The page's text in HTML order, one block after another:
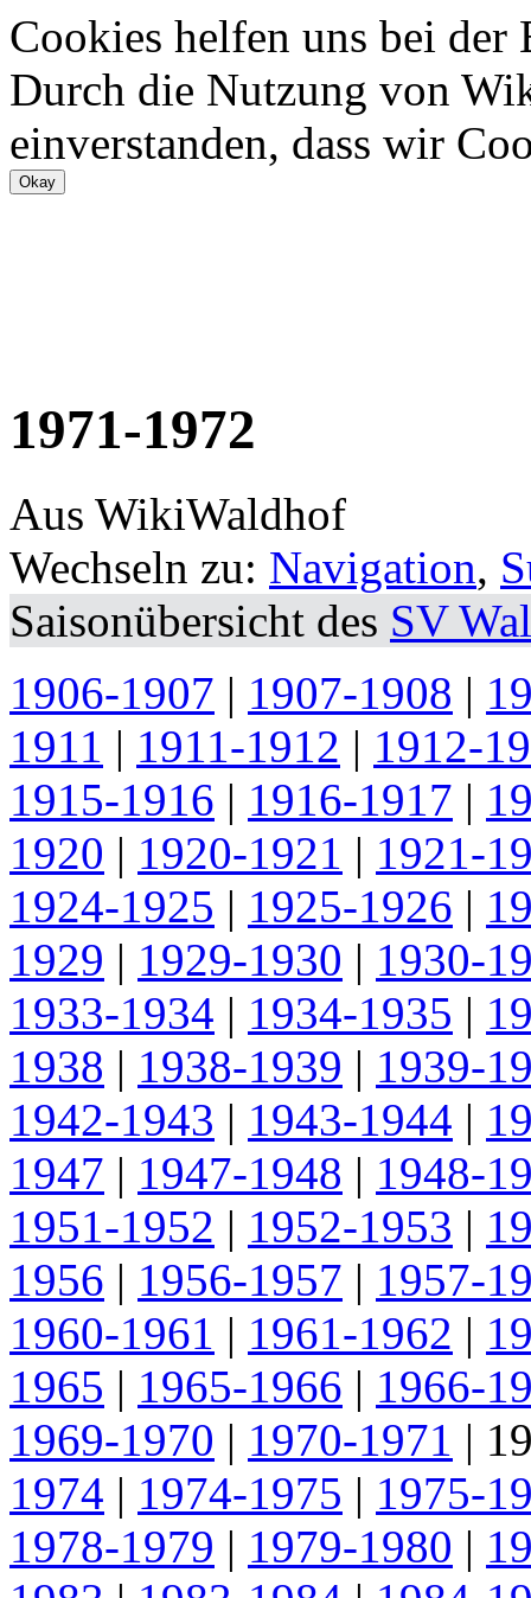
Cookies helfen uns bei
Durch die Nutzung von
einverstanden, dass wir
1971-1972
Aus WikiWaldhof
Wechseln zu: Navigation,
Saisonübersicht des SV
1906-1907 | 1907-1908 |
1911 | 1911-1912 | 1912-
1915-1916 | 1916-1917 |
1920 | 1920-1921 | 1921-
1924-1925 | 1925-1926 |
1929 | 1929-1930 | 1930-
1933-1934 | 1934-1935 |
1938 | 1938-1939 | 1939-
1942-1943 | 1943-1944 |
1947 | 1947-1948 | 1948-
1951-1952 | 1952-1953 |
1956 | 1956-1957 | 1957-
1960-1961 | 1961-1962 |
1965 | 1965-1966 | 1966-
1969-1970 | 1970-1971 |
1974 | 1974-1975 | 1975-
1978-1979 | 1979-1980 |